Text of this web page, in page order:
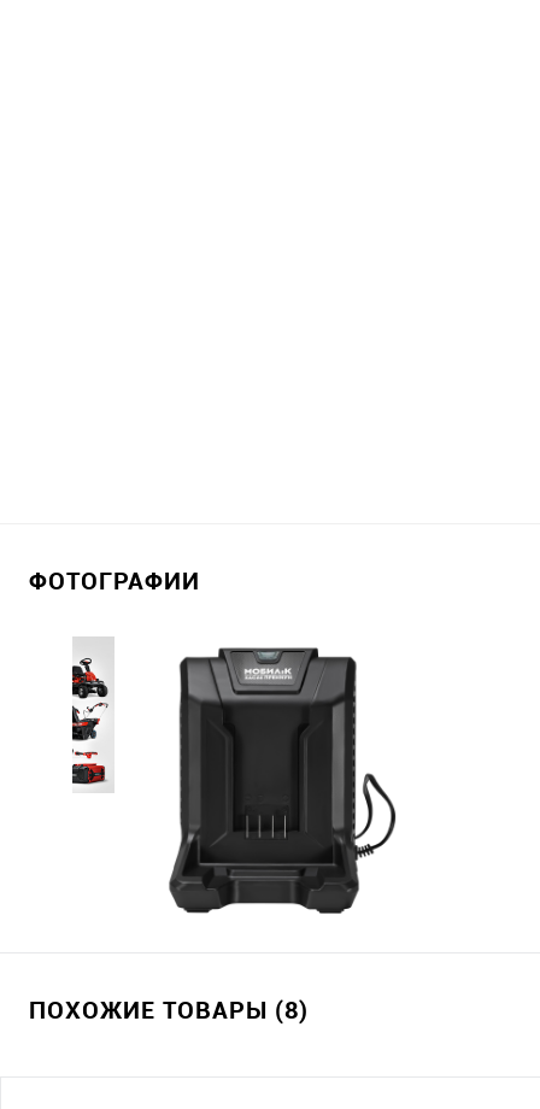
ФОТОГРАФИИ
ПОХОЖИЕ ТОВАРЫ (8)